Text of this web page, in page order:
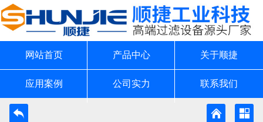
网站首页 产品中心 关于顺捷
应用案例 公司实力 联系我们